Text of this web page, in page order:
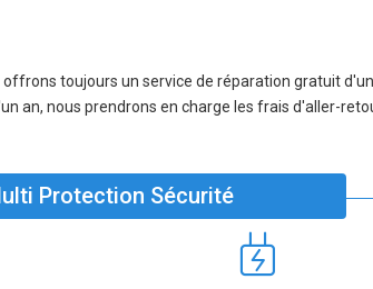
toujours un service de réparation gratuit
an, nous prendrons en charge les frais d'aller-
Protection Sécurité